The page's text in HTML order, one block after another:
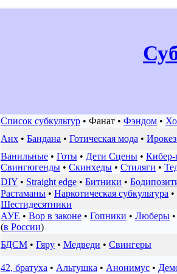
Список субкультур • Фанат • Фэндом •
Анх • Бандана • Готическая мода •
Ванильные • Готы • Дети Сцены • Кибер-
Свингюгенды • Скинхеды • Стиляги •
DIY • Straight edge • Битники •
Растаманы • Наркотическая субкультура •
Шестидесятники
АУЕ • Вор в законе • Гопники • Люберы
(в России)
БДСМ • Гяру • Медведи • Свингеры
42, братуха • Альтушка • Анонимус •